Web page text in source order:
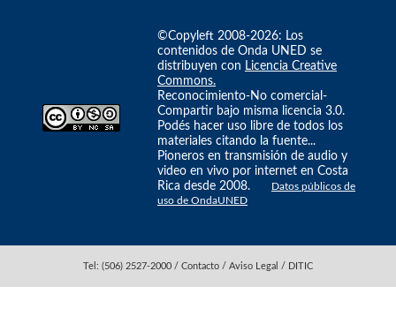
©Copyleft 2008-2026: Los
contenidos de Onda UNED se
distribuyen con Licencia Creative
Commons.
Reconocimiento-No comercial-
Compartir bajo misma licencia 3.0.
Podés hacer uso libre de todos los
materiales citando la fuente...
Pioneros en transmisión de audio y
video en vivo por internet en Costa
Rica desde 2008.
Datos públicos de
uso de OndaUNED
Tel: (506) 2527-2000 / Contacto / Aviso Legal / DITIC